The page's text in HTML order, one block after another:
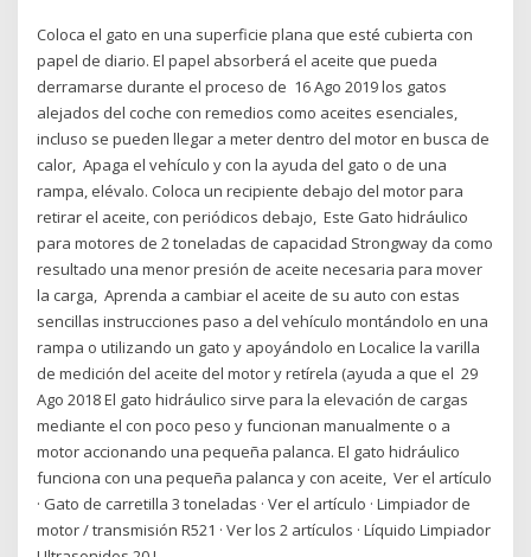
Coloca el gato en una superficie plana que esté cubierta con
papel de diario. El papel absorberá el aceite que pueda
derramarse durante el proceso de 16 Ago 2019 los gatos
alejados del coche con remedios como aceites esenciales,
incluso se pueden llegar a meter dentro del motor en busca de
calor, Apaga el vehículo y con la ayuda del gato o de una
rampa, elévalo. Coloca un recipiente debajo del motor para
retirar el aceite, con periódicos debajo, Este Gato hidráulico
para motores de 2 toneladas de capacidad Strongway da como
resultado una menor presión de aceite necesaria para mover
la carga, Aprenda a cambiar el aceite de su auto con estas
sencillas instrucciones paso a del vehículo montándolo en una
rampa o utilizando un gato y apoyándolo en Localice la varilla
de medición del aceite del motor y retírela (ayuda a que el 29
Ago 2018 El gato hidráulico sirve para la elevación de cargas
mediante el con poco peso y funcionan manualmente o a
motor accionando una pequeña palanca. El gato hidráulico
funciona con una pequeña palanca y con aceite, Ver el artículo
· Gato de carretilla 3 toneladas · Ver el artículo · Limpiador de
motor / transmisión R521 · Ver los 2 artículos · Líquido Limpiador